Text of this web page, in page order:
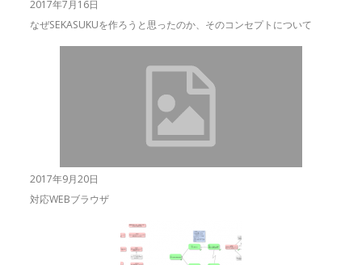
2017年7月16日
なぜSEKASUKUを作ろうと思ったのか、そのコンセプトについて
2017年9月20日
対応WEBブラウザ